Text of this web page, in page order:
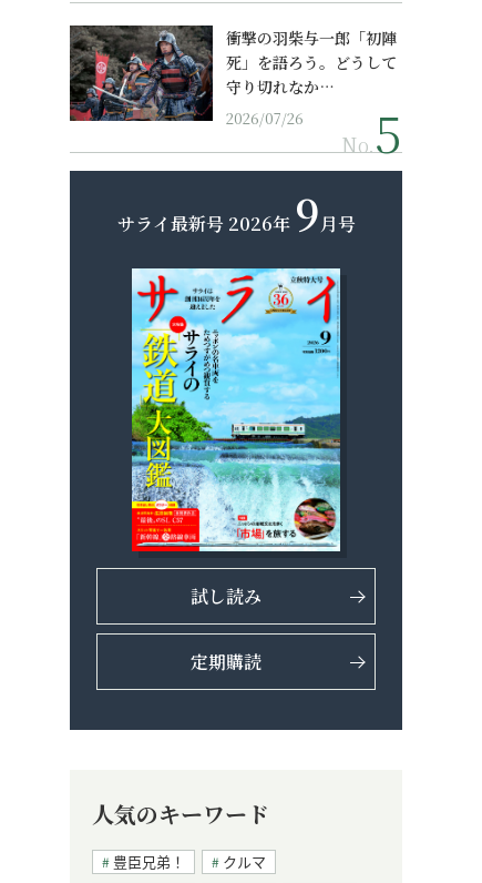
衝撃の羽柴与一郎「初陣
死」を語ろう。どうして
守り切れなか…
2026/07/26
No.
サライ最新号 2026年 9月号
試し読み
定期購読
人気のキーワード
豊臣兄弟！
クルマ